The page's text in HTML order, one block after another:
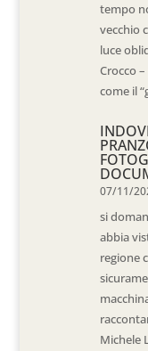
tempo
vecchio
luce
Crocco
come il
07/11/
si
abbia
regione
Michele